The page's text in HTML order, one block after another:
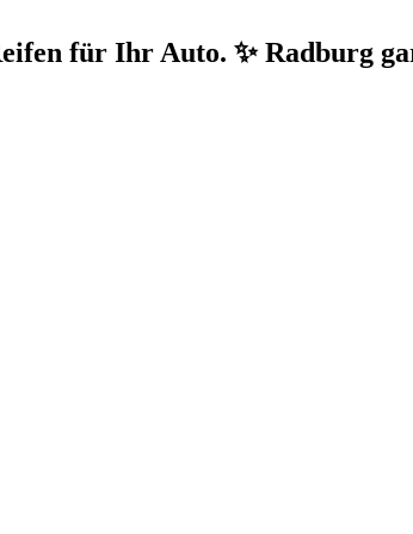
für Ihr Auto. ✨ Radburg